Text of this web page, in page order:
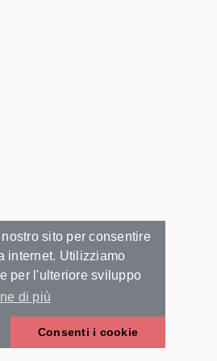
sito per consentire
internet. Utilizziamo
per l'ulteriore sviluppo
di più
Consenti i cookie